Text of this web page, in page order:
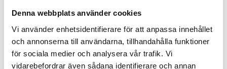
Denna webbplats använder cookies
Vi använder enhetsidentifierare för att anpassa innehållet
och annonserna till användarna, tillhandahålla funktioner
för sociala medier och analysera vår trafik. Vi
vidarebefordrar även sådana identifierare och annan
Varumärke
CHORD COMPANY
HiFi Experience är en stolt återförsäljare av Chord
Company produkter. Chord Company strävar efter att